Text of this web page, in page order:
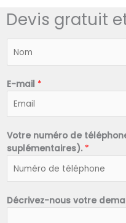
Devis gratuit
*
E-mail *
Votre numéro de
suplémentaires). *
Décrivez-nous votre